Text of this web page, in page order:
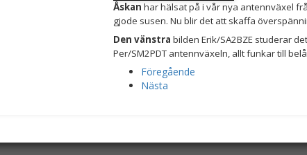
Åskan har hälsat på i vår nya antennväxel
gjode susen. Nu blir det att skaffa
Den vänstra bilden Erik/SA2BZE studerar
Per/SM2PDT antennväxeln, allt funkar till
Föregående
Nästa